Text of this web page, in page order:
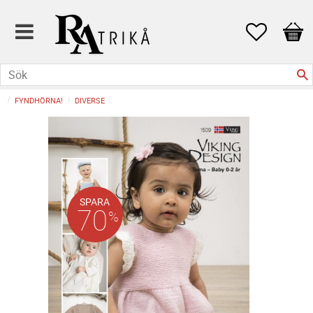
Favoriter
FYNDHÖRNA! DIVERSE
SPARA
70%